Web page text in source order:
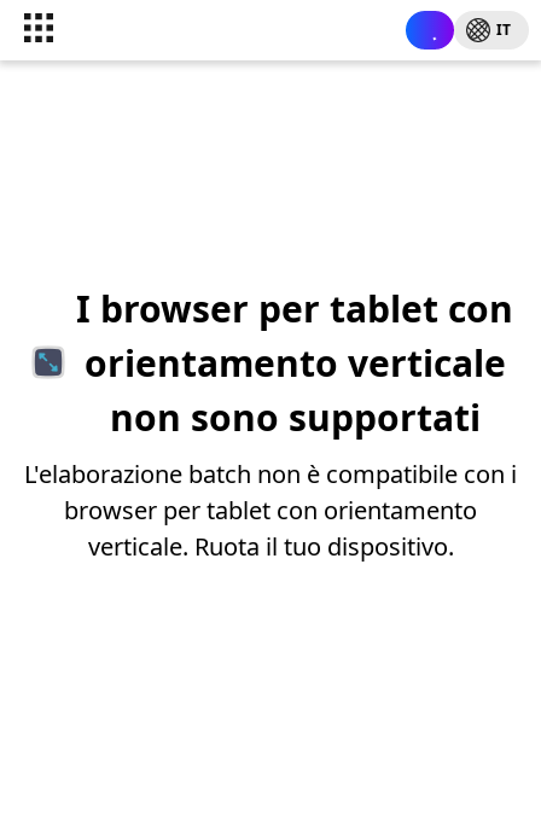
IT
I browser per tablet con
orientamento verticale
non sono supportati
L'elaborazione batch non è compatibile con i
browser per tablet con orientamento
verticale. Ruota il tuo dispositivo.